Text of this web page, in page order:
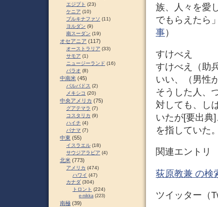
族、人々を愛
でもらえたら
事）
すけべえ
すけべえ（助
いい、（男性
そうした人、
対しても、し
いたが[要出典
を指していた
関連エントリ
荻原教兼 の検
ツイッター（
エジプト (23)
ケニア (10)
ブルキナファソ (11)
ヨルダン (9)
南スーダン (19)
オセアニア (117)
オーストラリア (33)
サモア (1)
ニュージーランド (16)
パラオ (8)
中南米 (45)
バルバドス (2)
メキシコ (20)
中央アメリカ (75)
グアテマラ (7)
コスタリカ (9)
ハイチ (4)
パナマ (7)
中東 (55)
イスラエル (18)
サウジアラビア (4)
北米 (773)
アメリカ (474)
ハワイ (47)
カナダ (304)
トロント (224)
e-nikka (223)
南極 (39)